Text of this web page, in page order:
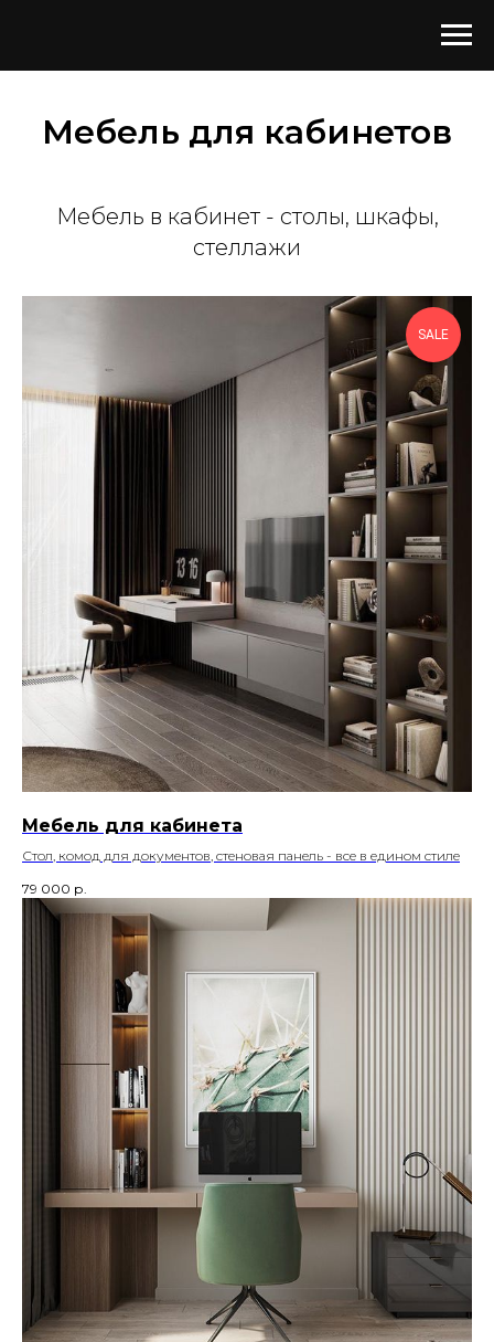
Мебель для кабинетов
Мебель в кабинет - столы, шкафы,
стеллажи
SALE
Мебель для кабинета
Стол, комод для документов, стеновая панель - все в едином стиле
79 000 р.